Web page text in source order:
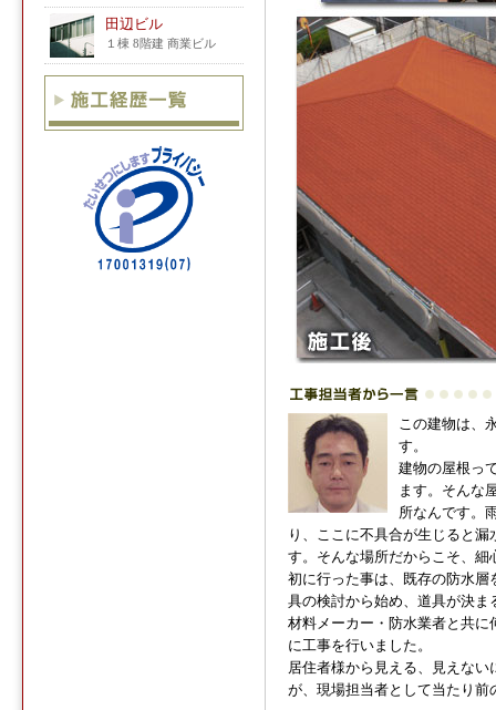
田辺ビル
１棟 8階建 商業ビル
この建物は、
す。
建物の屋根っ
ます。そんな
所なんです。
り、ここに不具合が生じると
す。そんな場所だからこそ、
初に行った事は、既存の防水
具の検討から始め、道具が決
材料メーカー・防水業者と共
に工事を行いました。
居住者様から見える、見えな
が、現場担当者として当たり